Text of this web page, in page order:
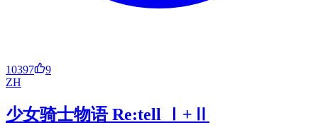
10397
9
ZH
少女骑士物语 Re:tell Ⅰ+Ⅱ